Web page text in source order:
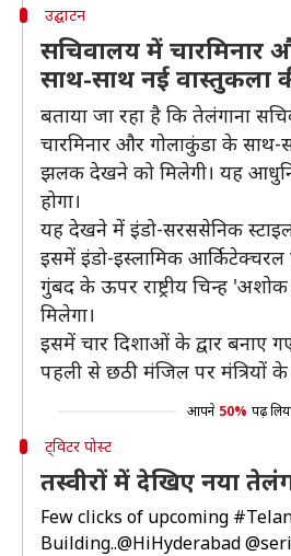
उद्घाटन
सचिवालय में चारमिनार
साथ-साथ नई वास्तुकला
बताया जा रहा है कि तेलंगाना
चारमिनार और गोलाकुंडा के साथ-
झलक देखने को मिलेगी। यह
होगा।
यह देखने में इंडो-सरससेनिक
इसमें इंडो-इस्लामिक
गुंबद के ऊपर राष्ट्रीय चिन्ह
मिलेगा।
इसमें चार दिशाओं के द्वार बनाए
पहली से छठी मंजिल पर मंत्रियों के
आपने 50% पढ़
ट्विटर पोस्ट
तस्वीरों में देखिए नया
Few clicks of upcoming
Building..@HiHyderabad